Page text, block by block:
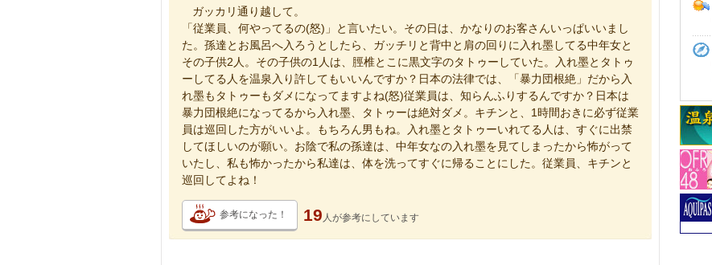
ガッカリ通り越して。
「従業員、何やってるの(怒)」と言いたい。その日は、かなりのお客さんいっぱいいまし
た。孫達とお風呂へ入ろうとしたら、ガッチリと背中と肩の回りに入れ墨してる中年女と
その子供2人。その子供の1人は、脛椎とこに黒文字のタトゥーしていた。入れ墨とタトゥ
ーしてる人を温泉入り許してもいいんですか？日本の法律では、「暴力団根絶」だから入
れ墨もタトゥーもダメになってますよね(怒)従業員は、知らんふりするんですか？日本は
暴力団根絶になってるから入れ墨、タトゥーは絶対ダメ。キチンと、1時間おきに必ず従業
員は巡回した方がいいよ。もちろん男もね。入れ墨とタトゥーいれてる人は、すぐに出禁
してほしいのが願い。お陰で私の孫達は、中年女なの入れ墨を見てしまったから怖がって
いたし、私も怖かったから私達は、体を洗ってすぐに帰ることにした。従業員、キチンと
巡回してよね！
参考になった！ 19 人が参考にしています